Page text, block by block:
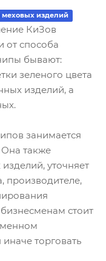
изделий
КиЗов
от способа
бывают:
зеленого цвета
изделий, а
занимается
также
уточняет
производителе,
стоит
торговать